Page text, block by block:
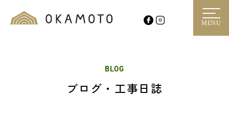
MENU
BLOG
ブログ・工事日誌